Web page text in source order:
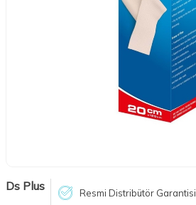
Ds Plus Resmi Distribütör Garantisi